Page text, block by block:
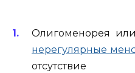
Олигоменорея
нерегулярные
отсутствие